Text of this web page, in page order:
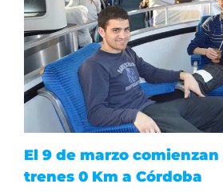
El 9 de marzo
trenes 0 Km a Córdoba